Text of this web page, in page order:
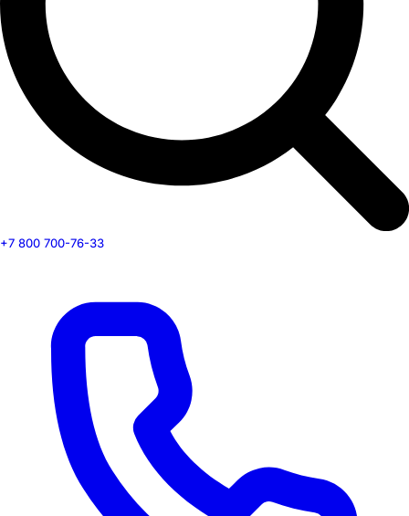
+7 800 700-76-33